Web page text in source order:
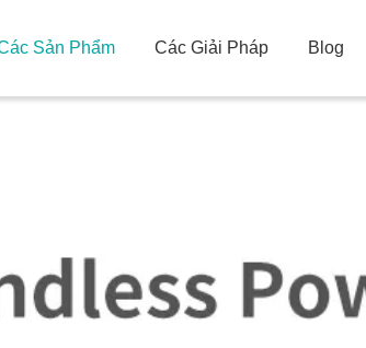
Sản Phẩm Các Giải Pháp Blog